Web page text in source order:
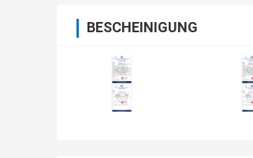
BESCHEINIGUNG